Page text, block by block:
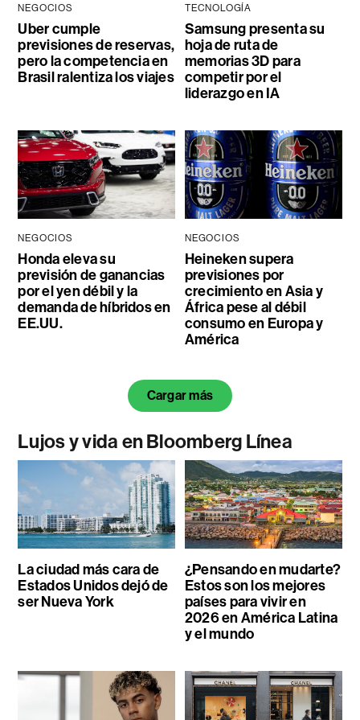
NEGOCIOS
Uber cumple
previsiones de reservas,
pero la competencia en
Brasil ralentiza los viajes
TECNOLOGÍA
Samsung presenta su
hoja de ruta de
memorias 3D para
competir por el
liderazgo en IA
NEGOCIOS
Honda eleva su
previsión de ganancias
por el yen débil y la
demanda de híbridos en
EE.UU.
NEGOCIOS
Heineken supera
previsiones por
crecimiento en Asia y
África pese al débil
consumo en Europa y
América
Cargar más
Lujos y vida en Bloomberg Línea
La ciudad más cara de
Estados Unidos dejó de
ser Nueva York
¿Pensando en mudarte?
Estos son los mejores
países para vivir en
2026 en América Latina
y el mundo